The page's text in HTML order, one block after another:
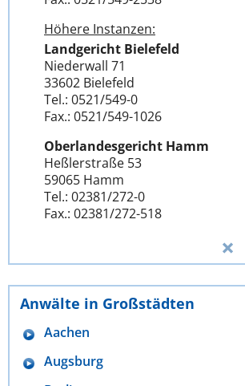
Höhere Instanzen:
Landgericht Bielefeld
Niederwall 71
33602 Bielefeld
Tel.: 0521/549-0
Fax.: 0521/549-1026
Oberlandesgericht Hamm
Heßlerstraße 53
59065 Hamm
Tel.: 02381/272-0
Fax.: 02381/272-518
Anwälte in Großstädten
Aachen
Augsburg